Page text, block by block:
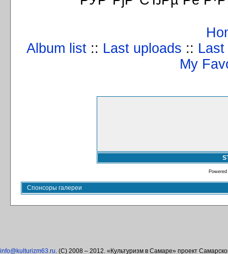
Album list :: Last uploads ::
My
Webvertex - создание и раскрутка сайтов в Самаре.Разное.Публикации